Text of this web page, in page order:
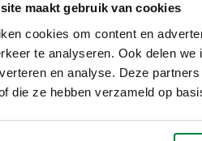
maakt gebruik van cookies
cookies om content en
te analyseren. Ook delen
en analyse. Deze
die ze hebben verzameld op